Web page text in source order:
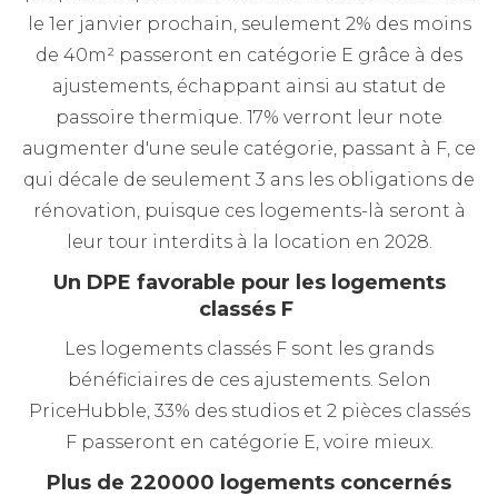
le 1er janvier prochain, seulement 2% des moins
de 40m² passeront en catégorie E grâce à des
ajustements, échappant ainsi au statut de
passoire thermique. 17% verront leur note
augmenter d'une seule catégorie, passant à F, ce
qui décale de seulement 3 ans les obligations de
rénovation, puisque ces logements-là seront à
leur tour interdits à la location en 2028.
Un DPE favorable pour les logements
classés F
Les logements classés F sont les grands
bénéficiaires de ces ajustements. Selon
PriceHubble, 33% des studios et 2 pièces classés
F passeront en catégorie E, voire mieux.
Plus de 220000 logements concernés